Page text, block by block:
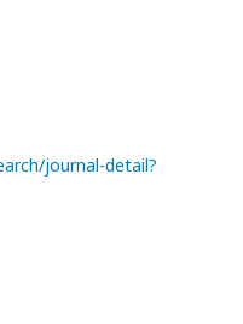
journal-detail?